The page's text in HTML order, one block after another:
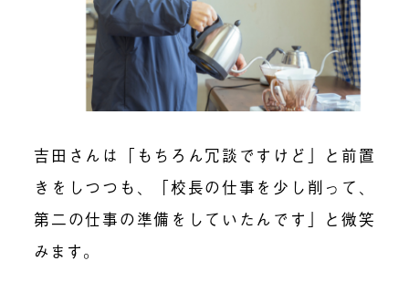
吉田さんは「もちろん冗談ですけど」と前置
きをしつつも、「校長の仕事を少し削って、
第二の仕事の準備をしていたんです」と微笑
みます。